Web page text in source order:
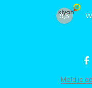
9,5
Meld je